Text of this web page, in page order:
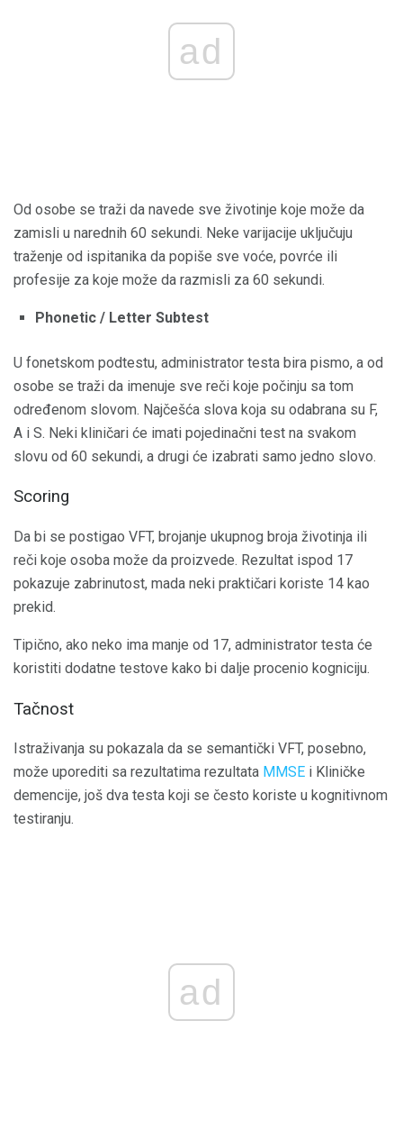
ad
Od osobe se traži da navede sve životinje koje može da
zamisli u narednih 60 sekundi. Neke varijacije uključuju
traženje od ispitanika da popiše sve voće, povrće ili
profesije za koje može da razmisli za 60 sekundi.
Phonetic / Letter Subtest
U fonetskom podtestu, administrator testa bira pismo, a od
osobe se traži da imenuje sve reči koje počinju sa tom
određenom slovom. Najčešća slova koja su odabrana su F,
A i S. Neki kliničari će imati pojedinačni test na svakom
slovu od 60 sekundi, a drugi će izabrati samo jedno slovo.
Scoring
Da bi se postigao VFT, brojanje ukupnog broja životinja ili
reči koje osoba može da proizvede. Rezultat ispod 17
pokazuje zabrinutost, mada neki praktičari koriste 14 kao
prekid.
Tipično, ako neko ima manje od 17, administrator testa će
koristiti dodatne testove kako bi dalje procenio kogniciju.
Tačnost
Istraživanja su pokazala da se semantički VFT, posebno,
može uporediti sa rezultatima rezultata MMSE i Kliničke
demencije, još dva testa koji se često koriste u kognitivnom
testiranju.
ad